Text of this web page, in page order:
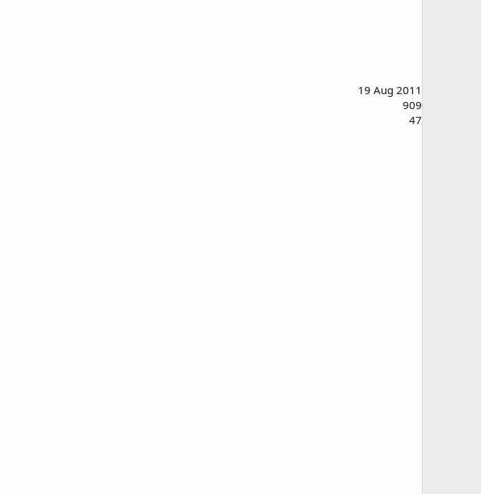
19 Aug 2011
909
47